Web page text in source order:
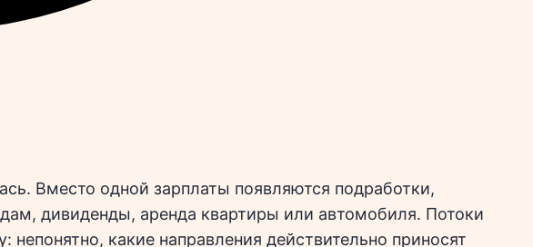
Вместо одной зарплаты появляются подработки,
дивиденды, аренда квартиры или автомобиля. Потоки
какие направления действительно приносят